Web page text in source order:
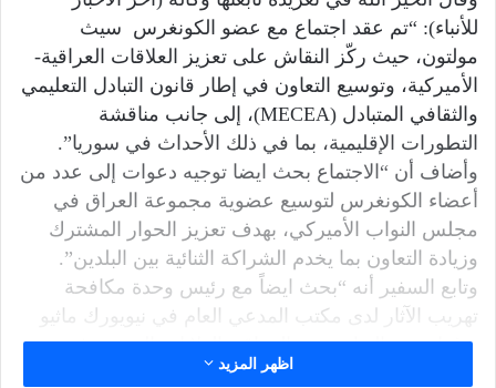
للأنباء): “تم عقد اجتماع مع عضو الكونغرس سيث
مولتون، حيث ركّز النقاش على تعزيز العلاقات العراقية-
الأميركية، وتوسيع التعاون في إطار قانون التبادل التعليمي
والثقافي المتبادل (MECEA)، إلى جانب مناقشة
التطورات الإقليمية، بما في ذلك الأحداث في سوريا”.
وأضاف أن “الاجتماع بحث ايضا توجيه دعوات إلى عدد من
أعضاء الكونغرس لتوسيع عضوية مجموعة العراق في
مجلس النواب الأميركي، بهدف تعزيز الحوار المشترك
وزيادة التعاون بما يخدم الشراكة الثنائية بين البلدين”.
وتابع السفير أنه “بحث ايضاً مع رئيس وحدة مكافحة
تهريب الآثار لدى مكتب المدعي العام في نيويورك ماثيو
بوغدانوس، التعاون بين العراق والولايات المتحدة في
استعادة الآثار العراقية المهربة ومكافحة التجارة غير
اظهر المزيد